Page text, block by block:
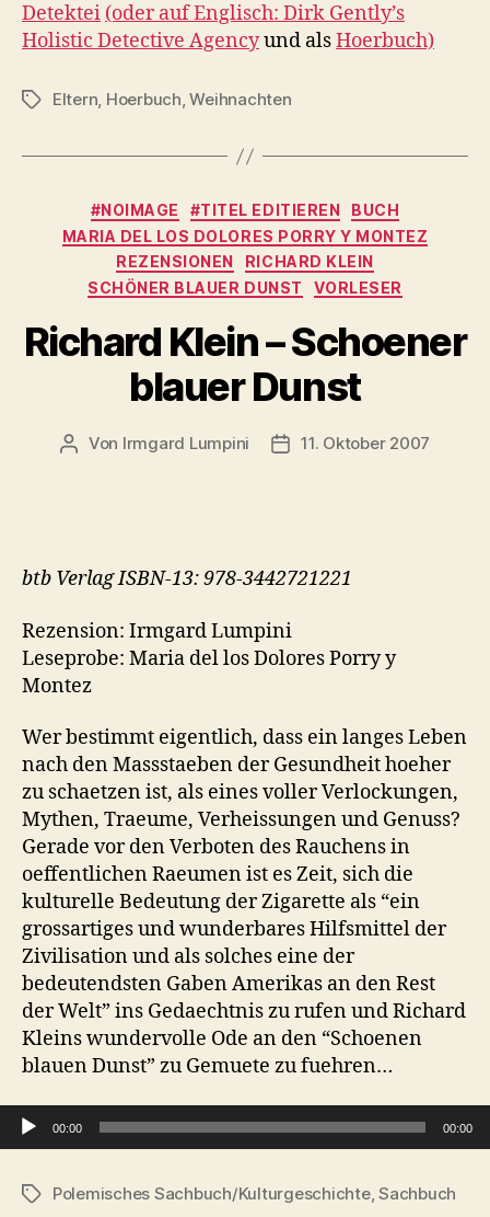
Detektei (oder auf Englisch: Dirk Gently’s
Holistic Detective Agencyund alsHoerbuch)
Schlagwörter
Eltern, Hoerbuch,Weihnachten
Kategorien
#NOIMAGE #TITEL EDITIEREN
BUCH
MARIA DEL LOS DOLORES PORRY Y MONTEZ
REZENSIONEN
RICHARD KLEIN
SCHÖNER BLAUER DUNST
VORLESER
Richard Klein – Schoener
blauer Dunst
Beitragsautor
Von Irmgard Lumpini Veröffentlichungsdatum
11. Oktober 2007
btb Verlag ISBN-13: 978-3442721221
Rezension: Irmgard Lumpini
Leseprobe: Maria del los Dolores Porry y
Montez
Wer bestimmt eigentlich, dass ein langes Leben
nach den Massstaeben der Gesundheit hoeher
zu schaetzen ist, als eines voller Verlockungen,
Mythen, Traeume, Verheissungen und Genuss?
Gerade vor den Verboten des Rauchens in
oeffentlichen Raeumen ist es Zeit, sich die
kulturelle Bedeutung der Zigarette als “ein
grossartiges und wunderbares Hilfsmittel der
Zivilisation und als solches eine der
bedeutendsten Gaben Amerikas an den Rest
der Welt” ins Gedaechtnis zu rufen und Richard
Kleins wundervolle Ode an den “Schoenen
blauen Dunst” zu Gemuete zu fuehren…
Audio-Player
00:00 00:00
Schlagwörter
Polemisches Sachbuch/Kulturgeschichte,Sachbuch